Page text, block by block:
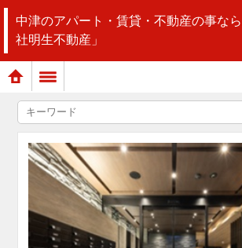
中津のアパート・賃貸・不動産の事な
社明生不動産」